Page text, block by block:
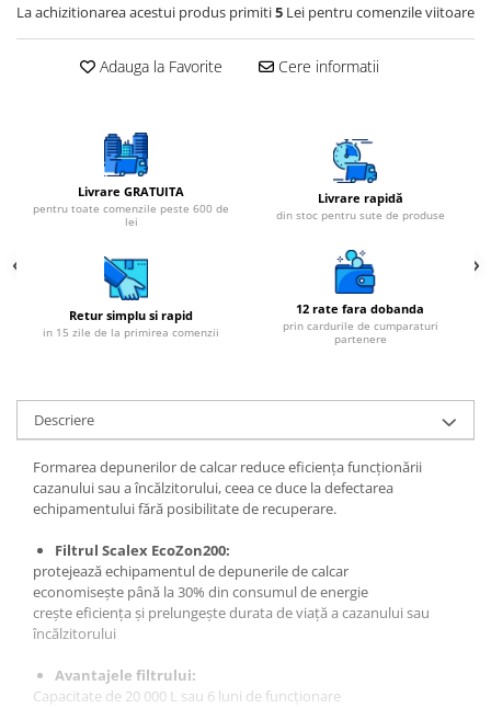
Cartuse atipice
Lampi UV de schimb
Microfiltrare
Ultrafiltrare
Sterilizare cu UV
Osmoza inversa
Sisteme fara pompa de presiune
Sisteme cu pompa de presiune
Sisteme profesionale
Statii automate
ECOMIX
Deferizare cu Pyrolox
Zeolit / Turbidex
Carbune Activ
Filter AG
Pompe dozatoare
La achizitionarea acestui produs primiti5 Lei pentru comenzile viitoare
Adauga la Favorite Cere informatii
Livrare GRATUITA
pentru toate comenzile peste 600 de
lei
Livrare rapidă
din stoc pentru sute de produse
Retur simplu si rapid
in 15 zile de la primirea comenzii
12 rate fara dobanda
prin cardurile de cumparaturi
partenere
Descriere
Formarea depunerilor de calcar reduce eficiența funcționării
cazanului sau a încălzitorului, ceea ce duce la defectarea
echipamentului fără posibilitate de recuperare.
Filtrul Scalex EcoZon200:
protejează echipamentul de depunerile de calcar
economisește până la 30% din consumul de energie
crește eficiența și prelungește durata de viață a cazanului sau
încălzitorului
Avantajele filtrului:
Capacitate de 20 000 L sau 6 luni de funcționare